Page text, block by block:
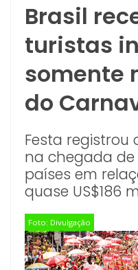
Brasil
turistas
somente
do
Festa registrou
na chegada
países em
quase US$186
Foto: Divulgação